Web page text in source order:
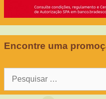
Encontre uma